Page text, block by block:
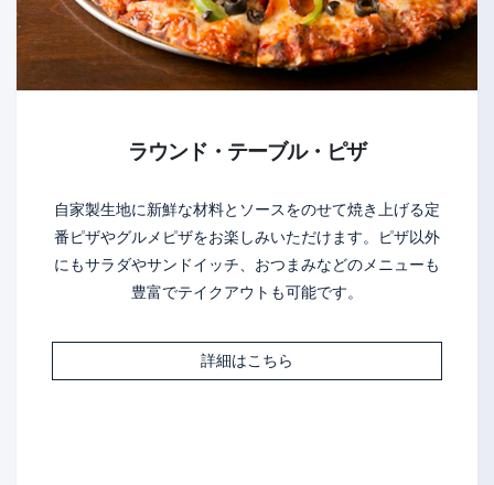
ラウンド・テーブル・ピザ
自家製生地に新鮮な材料とソースをのせて焼き上げる定
番ピザやグルメピザをお楽しみいただけます。ピザ以外
にもサラダやサンドイッチ、おつまみなどのメニューも
豊富でテイクアウトも可能です。
詳細はこちら